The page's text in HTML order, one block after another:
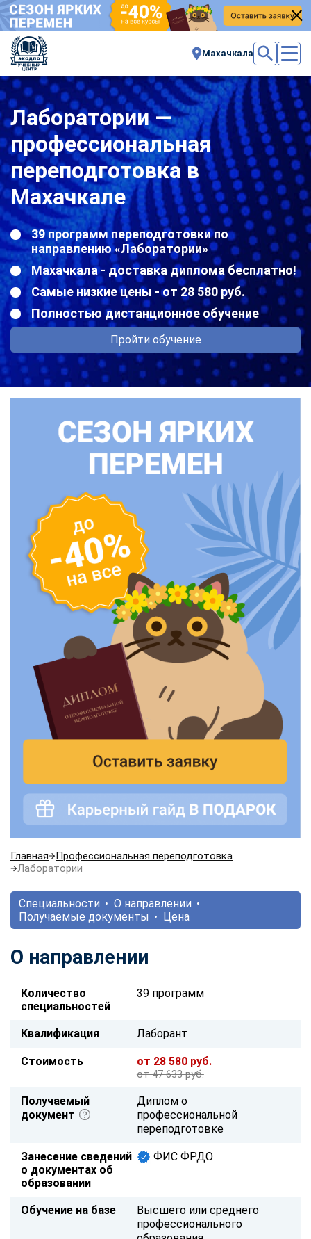
Махачкала
Лаборатории —
профессиональная
переподготовка в
Махачкале
39 программ переподготовки по
направлению «Лаборатории»
Махачкала - доставка диплома бесплатно!
Самые низкие цены - от 28 580 руб.
Полностью дистанционное обучение
Пройти обучение
Главная
Профессиональная переподготовка
Лаборатории
Специальности
О направлении
Получаемые документы
Цена
О направлении
Количество
специальностей
39 программ
Квалификация Лаборант
Стоимость от 28 580 руб.
от 47 633 руб.
Получаемый
документ
Диплом о
профессиональной
переподготовке
Занесение сведений
о документах об
образовании
ФИС ФРДО
Обучение на базе
Высшего или среднего
профессионального